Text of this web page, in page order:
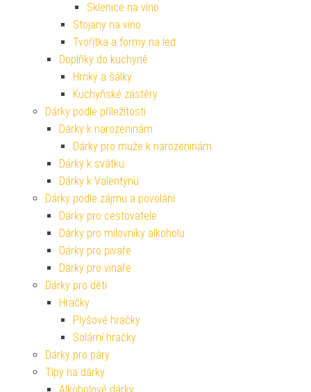
Sklenice na víno
Stojany na víno
Tvořítka a formy na led
Doplňky do kuchyně
Hrnky a šálky
Kuchyňské zástěry
Dárky podle příležitosti
Dárky k narozeninám
Dárky pro muže k narozeninám
Dárky k svátku
Dárky k Valentýnu
Dárky podle zájmu a povolání
Dárky pro cestovatele
Dárky pro milovníky alkoholu
Dárky pro pivaře
Dárky pro vinaře
Dárky pro děti
Hračky
Plyšové hračky
Solární hračky
Dárky pro páry
Tipy na dárky